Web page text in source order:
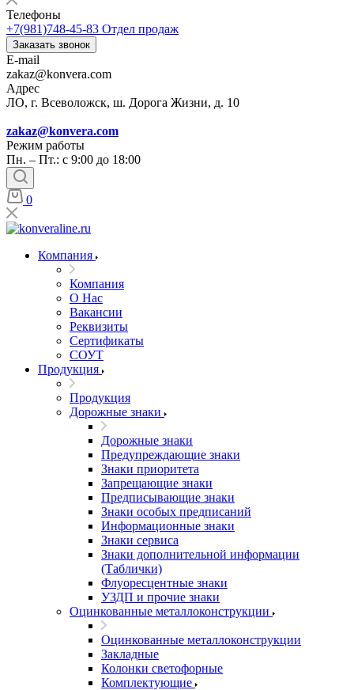
Телефоны
+7(981)748-45-83 Отдел продаж
Заказать звонок
E-mail
zakaz@konvera.com
Адрес
ЛО, г. Всеволожск, ш. Дорога Жизни, д. 10
zakaz@konvera.com
Режим работы
Пн. – Пт.: с 9:00 до 18:00
0
Компания
Компания
О Нас
Вакансии
Реквизиты
Сертификаты
СОУТ
Продукция
Продукция
Дорожные знаки
Дорожные знаки
Предупреждающие знаки
Знаки приоритета
Запрещающие знаки
Предписывающие знаки
Знаки особых предписаний
Информационные знаки
Знаки сервиса
Знаки дополнительной информации
(Таблички)
Флуоресцентные знаки
УЗДП и прочие знаки
Оцинкованные металлоконструкции
Оцинкованные металлоконструкции
Закладные
Колонки светофорные
Комплектующие